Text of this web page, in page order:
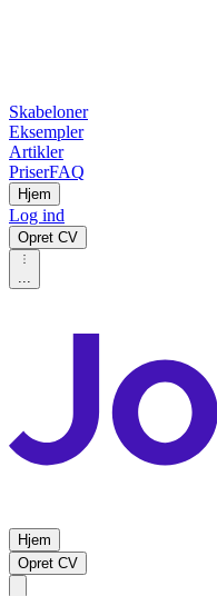
Skabeloner
Eksempler
Artikler
PriserFAQ
Hjem
Log ind
Opret CV
...
Hjem
Opret CV